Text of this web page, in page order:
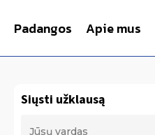
Padangos Apie mus
Siųsti užklausą